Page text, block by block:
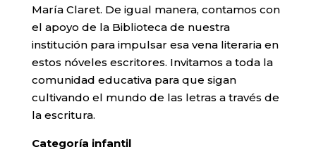
María Claret. De igual manera, contamos con
el apoyo de la Biblioteca de nuestra
institución para impulsar esa vena literaria en
estos nóveles escritores. Invitamos a toda la
comunidad educativa para que sigan
cultivando el mundo de las letras a través de
la escritura.
Categoría infantil